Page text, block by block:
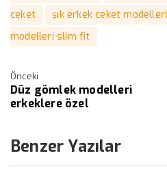
ceket
şık erkek ceket modelleri
modelleri slim fit
Önceki
Düz gömlek modelleri
erkeklere özel
Benzer Yazılar